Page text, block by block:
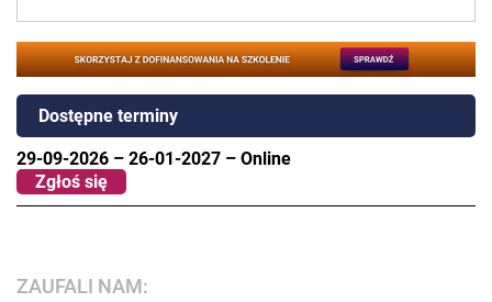
Dostępne terminy
29-09-2026 – 26-01-2027 – Online
Zgłoś się
ZAUFALI NAM: